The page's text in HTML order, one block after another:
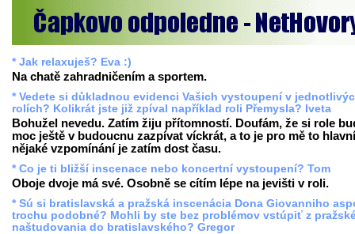
* Jak relaxuješ? Eva :)
Na chatě zahradničením a sportem.
* Vedete si důkladnou evidenci Vašich vystoupení v
rolích? Kolikrát jste již zpíval například roli Přemysla? Iveta
Bohužel nevedu. Zatím žiju přítomností. Doufám, že si role
moc ještě v budoucnu zazpívat víckrát, a to je pro mě to
nějaké vzpomínání je zatím dost času.
* Co je ti bližší inscenace nebo koncertní vystoupení? Tom
Oboje dvoje má své. Osobně se cítím lépe na jevišti v roli.
* Sú si bratislavská a pražská inscenácia Dona Giovanniho
trochu podobné? Mohli by ste bez problémov vstúpiť z
naštudovania do bratislavského? Gregor